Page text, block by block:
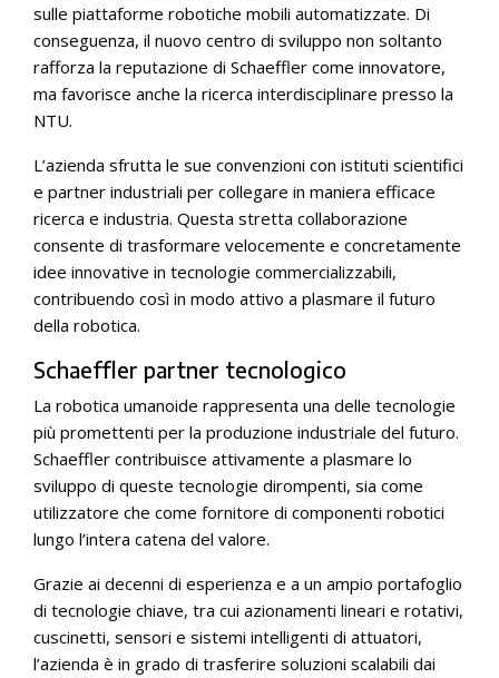
sulle piattaforme robotiche mobili automatizzate. Di
conseguenza, il nuovo centro di sviluppo non soltanto
rafforza la reputazione di Schaeffler come innovatore,
ma favorisce anche la ricerca interdisciplinare presso la
NTU.
L’azienda sfrutta le sue convenzioni con istituti scientifici
e partner industriali per collegare in maniera efficace
ricerca e industria. Questa stretta collaborazione
consente di trasformare velocemente e concretamente
idee innovative in tecnologie commercializzabili,
contribuendo così in modo attivo a plasmare il futuro
della robotica.
Schaeffler partner tecnologico
La robotica umanoide rappresenta una delle tecnologie
più promettenti per la produzione industriale del futuro.
Schaeffler contribuisce attivamente a plasmare lo
sviluppo di queste tecnologie dirompenti, sia come
utilizzatore che come fornitore di componenti robotici
lungo l’intera catena del valore.
Grazie ai decenni di esperienza e a un ampio portafoglio
di tecnologie chiave, tra cui azionamenti lineari e rotativi,
cuscinetti, sensori e sistemi intelligenti di attuatori,
l’azienda è in grado di trasferire soluzioni scalabili dai